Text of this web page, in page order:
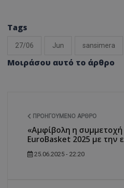
Tags
27/06 Jun sansimera
Μοιράσου αυτό το άρθρο
ΠΡΟΗΓΟΎΜΕΝΟ ΆΡΘΡΟ
«Αμφίβολη η
EuroBasket 2025 με την
25.06.2025 - 22:20